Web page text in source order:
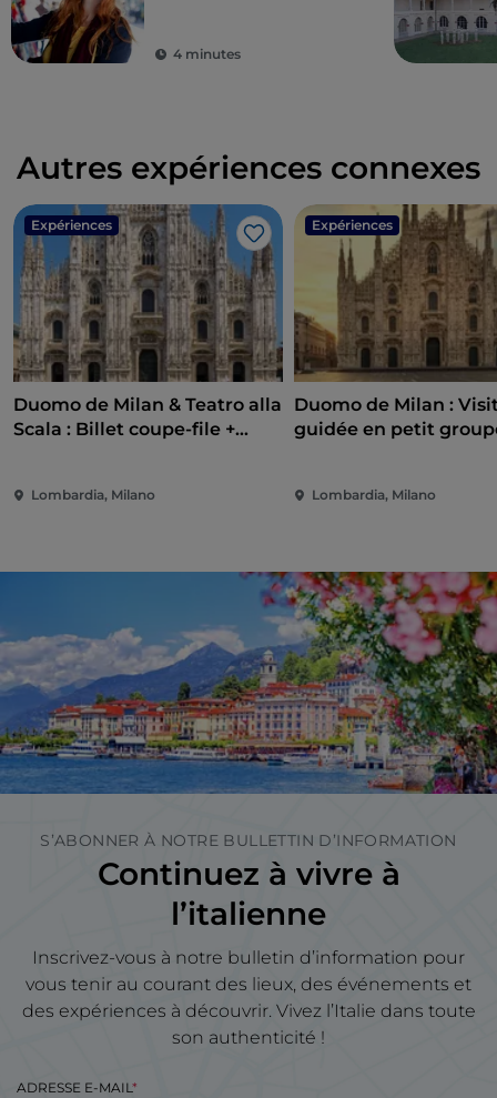
4 minutes
Autres expériences connexes
Expériences
J’aime
Duomo de Milan & Teatro alla
Scala : Billet coupe-file +
Lombardia, Milano
Expériences
Duomo de Milan :
guidée en petit
Lombardia, Milano
S’ABONNER À NOTRE BULLETTIN D’INFORMATION
Continuez à vivre à
l’italienne
Inscrivez-vous à notre bulletin d’information pour
vous tenir au courant des lieux, des événements et
des expériences à découvrir. Vivez l’Italie dans toute
son authenticité !
ADRESSE E-MAIL